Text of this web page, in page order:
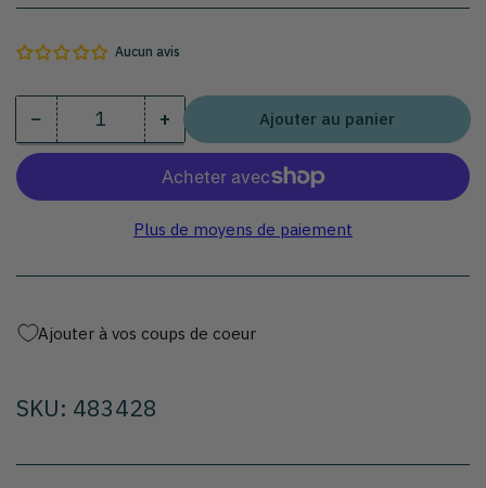
Aucun avis
− Diminuer
la
pour
électrique
batterie
Quantité +Augmenter
la
quantité
pour
Tire-
électrique
batterie
Ajouter au panier
Plus de moyens de paiement
Ajouter à vos coups de coeur
SKU: 483428